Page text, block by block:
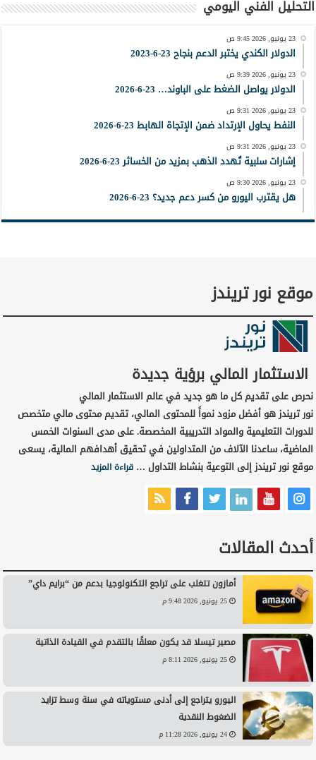
التحليل الفني اليومي
23 يونيو, 2026 9:45 ص
الدولار الكندي يختبر الدعم بنجاح 23-6-2023
23 يونيو, 2026 9:39 ص
الدولار يواصل الضغط على الباوند… 23-6-2026
23 يونيو, 2026 9:31 ص
النفط يحاول الإرتداد ضمن الإتجاة الهابط 23-6-2026
23 يونيو, 2026 9:31 ص
إشارات سلبية تُهدد الذهب بمزيد من الخسائر 23-6-2026
23 يونيو, 2026 9:30 ص
هل يقترب اليورو من كسر دعم جديد؟ 23-6-2026
موقع نور تريندز
الاستثمار المالي برؤية جديدة
نحرص على تقديم كل ما هو جديد في عالم الاستثمار المالي
نور تريندز هو أفضل مزود نمواً للمحتوى المالي، تقديم محتوى مالي متخصص
للدورات التعليمية والمواد التدريبية المخصصة. على مدى السنوات الخمس
الماضية، ساعدنا الآلاف من المتداولين في تحقيق أهدافهم المالية، يسعى
موقع نور تريندز إلى التوعية بنشاط التداول …قراءة المزيد
أحدث المقالات
أمازون تتغلب على تراجع التكنولوجيا بدعم من “برايم داي”
25 يونيو, 2026 9:48 م
مصير تيسلا قد يكون معلقًا بالتقدم في القيادة الذاتية
25 يونيو, 2026 8:11 م
اليورو يتراجع إلى أدنى مستوياته في سنة وسط تزايد
الضغوط النقدية
24 يونيو, 2026 11:28 م